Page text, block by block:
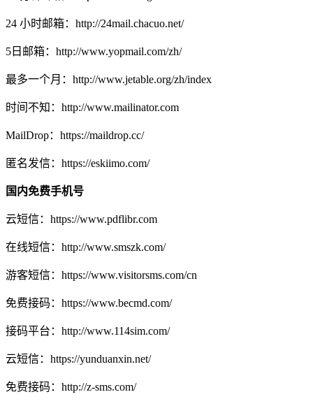
24 小时邮箱：http://24mail.chacuo.net/
5日邮箱：http://www.yopmail.com/zh/
最多一个月：http://www.jetable.org/zh/index
时间不知：http://www.mailinator.com
MailDrop：https://maildrop.cc/
匿名发信：https://eskiimo.com/
国内免费手机号
云短信：https://www.pdflibr.com
在线短信：http://www.smszk.com/
游客短信：https://www.visitorsms.com/cn
免费接码：https://www.becmd.com/
接码平台：http://www.114sim.com/
云短信：https://yunduanxin.net/
免费接码：http://z-sms.com/